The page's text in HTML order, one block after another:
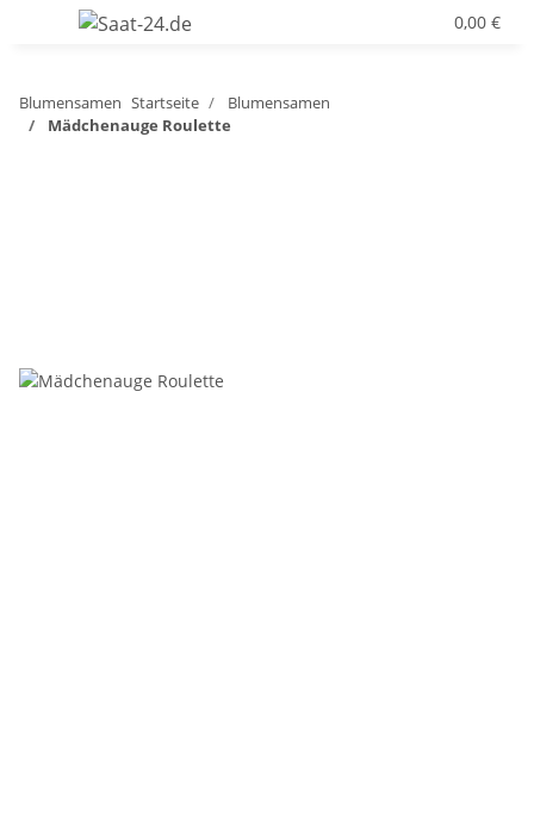
0,00 €
Blumensamen Startseite
Blumensamen
Mädchenauge Roulette